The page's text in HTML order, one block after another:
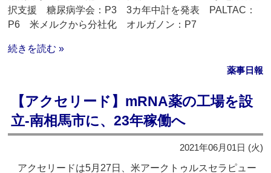
択支援 糖尿病学会：P3 3カ年中計を発表 PALTAC：
P6 米メルクから分社化 オルガノン：P7
続きを読む »
薬事日報
【アクセリード】mRNA薬の工場を設
立‐南相馬市に、23年稼働へ
2021年06月01日 (火)
アクセリードは5月27日、米アークトゥルスセラピュー